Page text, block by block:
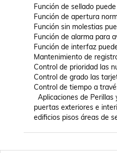
Función de sellado
Función de apertura
Función sin molestias
Función de alarma para
Función de interfaz
Mantenimiento de
Control de prioridad las
Control de grado las
Control de tiempo a
puertas exteriores e
edificios pisos áreas de